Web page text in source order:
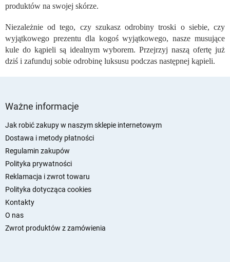
s
t
y
produktów na swojej skórze.
Niezależnie od tego, czy szukasz odrobiny troski o siebie, czy
wyjątkowego prezentu dla kogoś wyjątkowego, nasze musujące
kule do kąpieli są idealnym wyborem. Przejrzyj naszą ofertę już
dziś i zafunduj sobie odrobinę luksusu podczas następnej kąpieli.
Ważne informacje
Jak robić zakupy w naszym sklepie internetowym
Dostawa i metody płatności
Regulamin zakupów
Polityka prywatności
Reklamacja i zwrot towaru
Polityka dotycząca cookies
Kontakty
O nas
Zwrot produktów z zamówienia